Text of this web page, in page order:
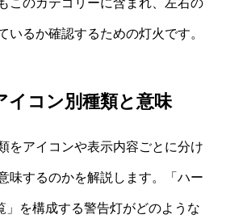
いるか確認するための灯火です。
イコン別種類と意味
をアイコンや表示内容ごとに分け
味するのかを解説します。「ハー
」を構成する警告灯がどのような